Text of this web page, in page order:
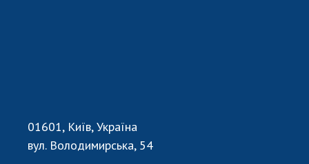
01601, Київ, Україна
вул. Володимирська, 54